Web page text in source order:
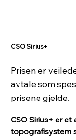
CSO Sirius+
Prisen er
avtale som
prisene gjelde.
CSO Sirius+ er
topografisystem